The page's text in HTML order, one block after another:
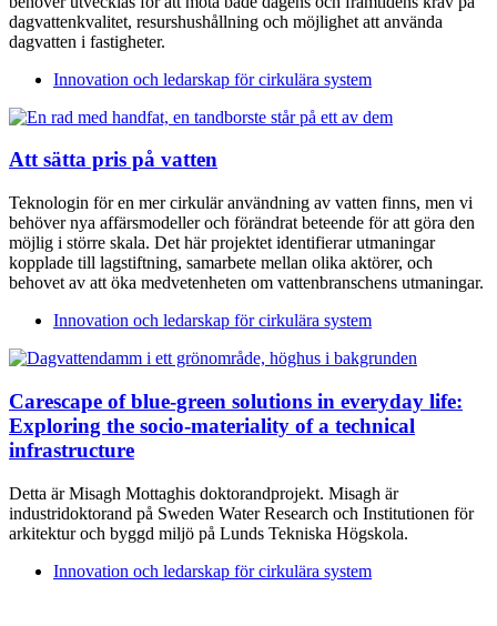
dagvattenkvalitet, resurshushållning och möjlighet att använda
dagvatten i fastigheter.
Innovation och ledarskap för cirkulära system
Att sätta pris på vatten
Teknologin för en mer cirkulär användning av vatten finns, men vi
behöver nya affärsmodeller och förändrat beteende för att göra den
möjlig i större skala. Det här projektet identifierar utmaningar
kopplade till lagstiftning, samarbete mellan olika aktörer, och
behovet av att öka medvetenheten om vattenbranschens utmaningar.
Innovation och ledarskap för cirkulära system
Carescape of blue-green solutions in everyday life:
Exploring the socio-materiality of a technical
infrastructure
Detta är Misagh Mottaghis doktorandprojekt. Misagh är
industridoktorand på Sweden Water Research och Institutionen för
arkitektur och byggd miljö på Lunds Tekniska Högskola.
Innovation och ledarskap för cirkulära system